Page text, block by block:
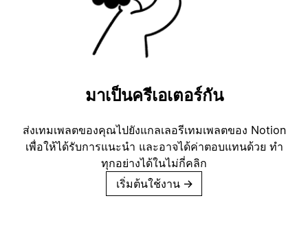
มาเป็นครีเอเตอร์กัน
ส่งเทมเพลตของคุณไปยังแกลเลอรีเทมเพลตของ Notion
เพื่อให้ได้รับการแนะนำ และอาจได้ค่าตอบแทนด้วย ทำ
ทุกอย่างได้ในไม่กี่คลิก
เริ่มต้นใช้งาน →